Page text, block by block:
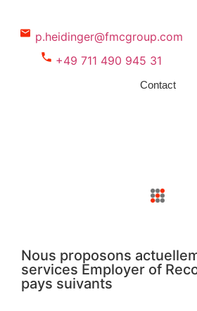
p.heidinger@fmcgroup.com
+49 711 490 945 31
Contact
Nous proposons
services Employer of
pays suivants